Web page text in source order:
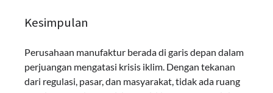
Kesimpulan
Perusahaan manufaktur berada di garis depan dalam
perjuangan mengatasi krisis iklim. Dengan tekanan
dari regulasi, pasar, dan masyarakat, tidak ada ruang